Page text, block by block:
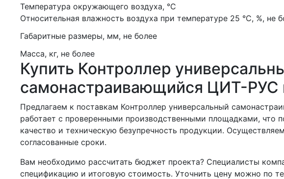
Температура окружающего воздуха, °С
Относительная влажность воздуха при температуре 25 °С, %, не
Габаритные размеры, мм, не более
Масса, кг, не более
Купить Контроллер
самонастраивающийся ЦИТ-РУС
Предлагаем к поставкам Контроллер универсальный
работает с проверенными производственными площадками, что
качество и техническую безупречность продукции.
согласованные сроки.
Вам необходимо рассчитать бюджет проекта? Специалисты
спецификацию и итоговую стоимость. Уточнить цену можно по